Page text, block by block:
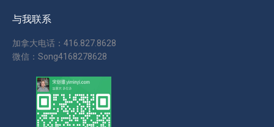
与我联系
加拿大电话：416.827.8628
微信：Song4168278628